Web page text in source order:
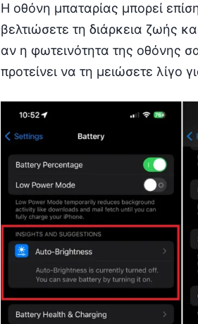
Η οθόνη μπαταρίας μπορεί
βελτιώσετε τη διάρκεια ζωής
αν η φωτεινότητα της οθόνης
προτείνει να τη μειώσετε λίγο